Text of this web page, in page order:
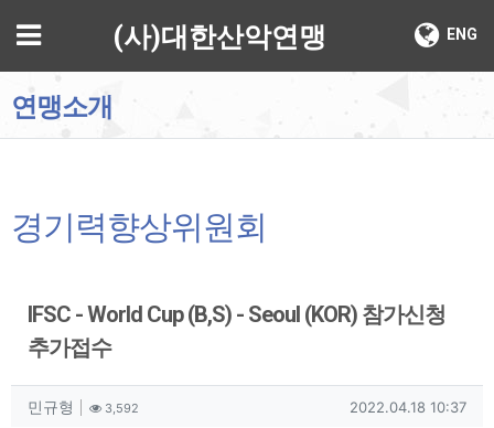
메뉴 ENG
(사)대한산악연맹
연맹소개
경기력향상위원회
IFSC - World Cup (B,S) - Seoul (KOR) 참가신청
추가접수
작성자 정보
민규형 작성3,592조회 작성일
2022.04.18 10:37